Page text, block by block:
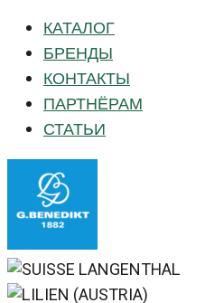
КАТАЛОГ
БРЕНДЫ
КОНТАКТЫ
ПАРТНЁРАМ
СТАТЬИ